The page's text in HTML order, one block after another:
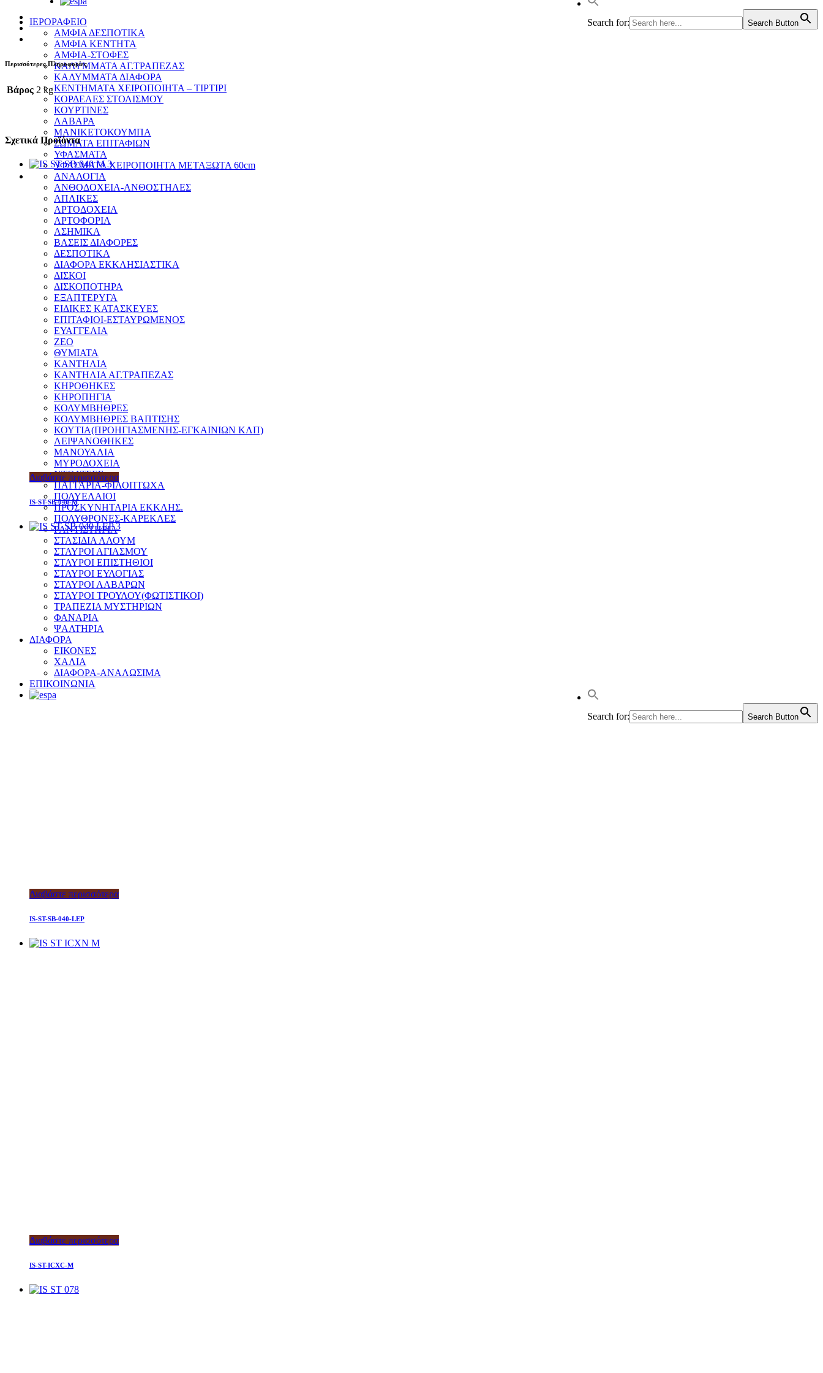
Search for: Search Button
ΙΕΡΟΡΑΦΕΙΟ
ΑΜΦΙΑ ΔΕΣΠΟΤΙΚΑ
ΑΜΦΙΑ ΚΕΝΤΗΤΑ
ΑΜΦΙΑ-ΣΤΟΦΕΣ
ΚΑΛΥΜΜΑΤΑ ΑΓ.ΤΡΑΠΕΖΑΣ
ΚΑΛΥΜΜΑΤΑ ΔΙΑΦΟΡΑ
ΚΕΝΤΗΜΑΤΑ ΧΕΙΡΟΠΟΙΗΤΑ – ΤΙΡΤΙΡΙ
ΚΟΡΔΕΛΕΣ ΣΤΟΛΙΣΜΟΥ
ΚΟΥΡΤΙΝΕΣ
ΛΑΒΑΡΑ
ΜΑΝΙΚΕΤΟΚΟΥΜΠΑ
ΣΩΜΑΤΑ ΕΠΙΤΑΦΙΩΝ
ΥΦΑΣΜΑΤΑ
ΥΦΑΣΜΑΤΑ ΧΕΙΡΟΠΟΙΗΤΑ ΜΕΤΑΞΩΤΑ 60cm
ΑΝΑΛΟΓΙΑ
ΑΝΘΟΔΟΧΕΙΑ-ΑΝΘΟΣΤΗΛΕΣ
ΑΠΛΙΚΕΣ
ΑΡΤΟΔΟΧΕΙΑ
ΑΡΤΟΦΟΡΙΑ
ΑΣΗΜΙΚΑ
ΒΑΣΕΙΣ ΔΙΑΦΟΡΕΣ
ΔΕΣΠΟΤΙΚΑ
ΔΙΑΦΟΡΑ ΕΚΚΛΗΣΙΑΣΤΙΚΑ
ΔΙΣΚΟΙ
ΔΙΣΚΟΠΟΤΗΡΑ
ΕΞΑΠΤΕΡΥΓΑ
ΕΙΔΙΚΕΣ ΚΑΤΑΣΚΕΥΕΣ
ΕΠΙΤΑΦΙΟΙ-ΕΣΤΑΥΡΩΜΕΝΟΣ
ΕΥΑΓΓΕΛΙΑ
ΖΕΟ
ΘΥΜΙΑΤΑ
ΚΑΝΤΗΛΙΑ
ΚΑΝΤΗΛΙΑ ΑΓ.ΤΡΑΠΕΖΑΣ
ΚΗΡΟΘΗΚΕΣ
ΚΗΡΟΠΗΓΙΑ
ΚΟΛΥΜΒΗΘΡΕΣ
ΚΟΛΥΜΒΗΘΡΕΣ ΒΑΠΤΙΣΗΣ
ΚΟΥΤΙΑ(ΠΡΟΗΓΙΑΣΜΕΝΗΣ-ΕΓΚΑΙΝΙΩΝ ΚΛΠ)
ΛΕΙΨΑΝΟΘΗΚΕΣ
ΜΑΝΟΥΑΛΙΑ
ΜΥΡΟΔΟΧΕΙΑ
ΝΤΟΛΤΣΕΣ
ΠΑΓΓΑΡΙΑ-ΦΙΛΟΠΤΩΧΑ
ΠΟΛΥΕΛΑΙΟΙ
ΠΡΟΣΚΥΝΗΤΑΡΙΑ ΕΚΚΛΗΣ.
ΠΟΛΥΘΡΟΝΕΣ-ΚΑΡΕΚΛΕΣ
ΡΑΝΤΙΣΤΗΡΙΑ
ΣΤΑΣΙΔΙΑ ΑΛΟΥΜ
ΣΤΑΥΡΟΙ ΑΓΙΑΣΜΟΥ
ΣΤΑΥΡΟΙ ΕΠΙΣΤΗΘΙΟΙ
ΣΤΑΥΡΟΙ ΕΥΛΟΓΙΑΣ
ΣΤΑΥΡΟΙ ΛΑΒΑΡΩΝ
ΣΤΑΥΡΟΙ ΤΡΟΥΛΟΥ(ΦΩΤΙΣΤΙΚΟΙ)
ΤΡΑΠΕΖΙΑ ΜΥΣΤΗΡΙΩΝ
ΦΑΝΑΡΙΑ
ΨΑΛΤΗΡΙΑ
ΔΙΑΦΟΡΑ
ΕΙΚΟΝΕΣ
ΧΑΛΙΑ
ΔΙΑΦΟΡΑ-ΑΝΑΛΩΣΙΜΑ
ΕΠΙΚΟΙΝΩΝΙΑ
Search for: Search Button
Περισσότερες Πληροφορίες
Βάρος 2 kg
Σχετικά Προϊόντα
Διαβάστε περισσότερα
IS-ST-SB-040-M
Διαβάστε περισσότερα
IS-ST-SB-040-LEP
Διαβάστε περισσότερα
IS-ST-ICXC-M